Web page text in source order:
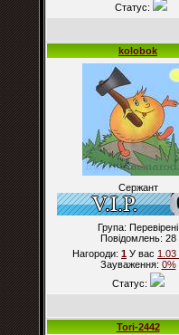
Статус:
kolobok
Сержант
Група: Перевірені
Повідомлень: 28
Нагороди: 1 У вас 1.03
Зауваження: 0%
Статус:
Tori-2442